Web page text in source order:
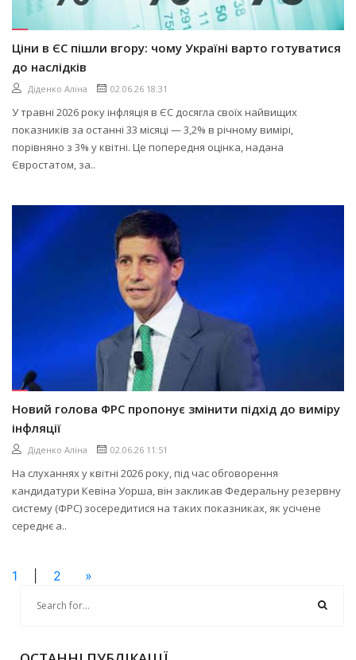
Ціни в ЄС пішли вгору: чому Україні варто готуватися
до наслідків
Діденко Аліна 02.06.26 18:31
У травні 2026 року інфляція в ЄС досягла своїх найвищих
показників за останні 33 місяці — 3,2% в річному вимірі,
порівняно з 3% у квітні. Це попередня оцінка, надана
Євростатом, за..
Новий голова ФРС пропонує змінити підхід до виміру
інфляції
Діденко Аліна 02.06.26 11:51
На слуханнях у квітні 2026 року, під час обговорення
кандидатури Кевіна Уорша, він закликав Федеральну резервну
систему (ФРС) зосередитися на таких показниках, як усічене
середнє а..
1 2 »